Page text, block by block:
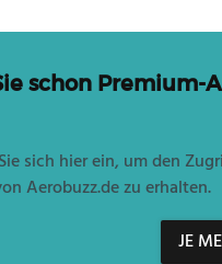
schon Premium-
sich hier ein, um den
Aerobuzz.de zu erhalten.
JE